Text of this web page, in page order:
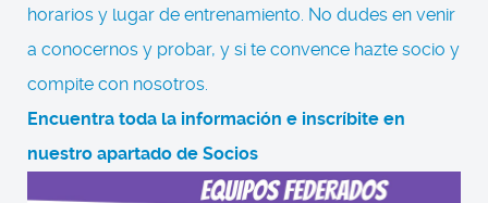
horarios y lugar de entrenamiento. No dudes en venir
a conocernos y probar, y si te convence hazte socio y
compite con nosotros.
Encuentra toda la información e inscríbite en
nuestro apartado de Socios